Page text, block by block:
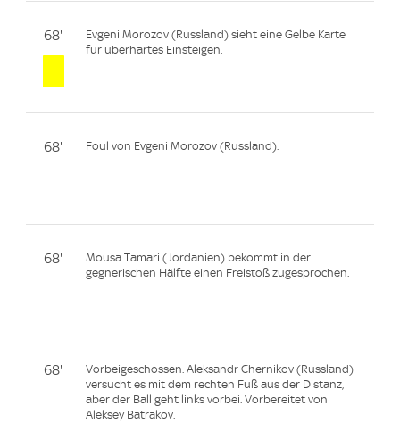
68'
Evgeni Morozov (Russland) sieht eine Gelbe Karte
für überhartes Einsteigen.
68' Foul von Evgeni Morozov (Russland).
68'
Mousa Tamari (Jordanien) bekommt in der
gegnerischen Hälfte einen Freistoß zugesprochen.
68'
Vorbeigeschossen. Aleksandr Chernikov (Russland)
versucht es mit dem rechten Fuß aus der Distanz,
aber der Ball geht links vorbei. Vorbereitet von
Aleksey Batrakov.